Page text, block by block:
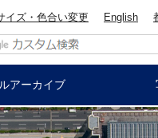
イズ・色合い変更 English
アーカイブ